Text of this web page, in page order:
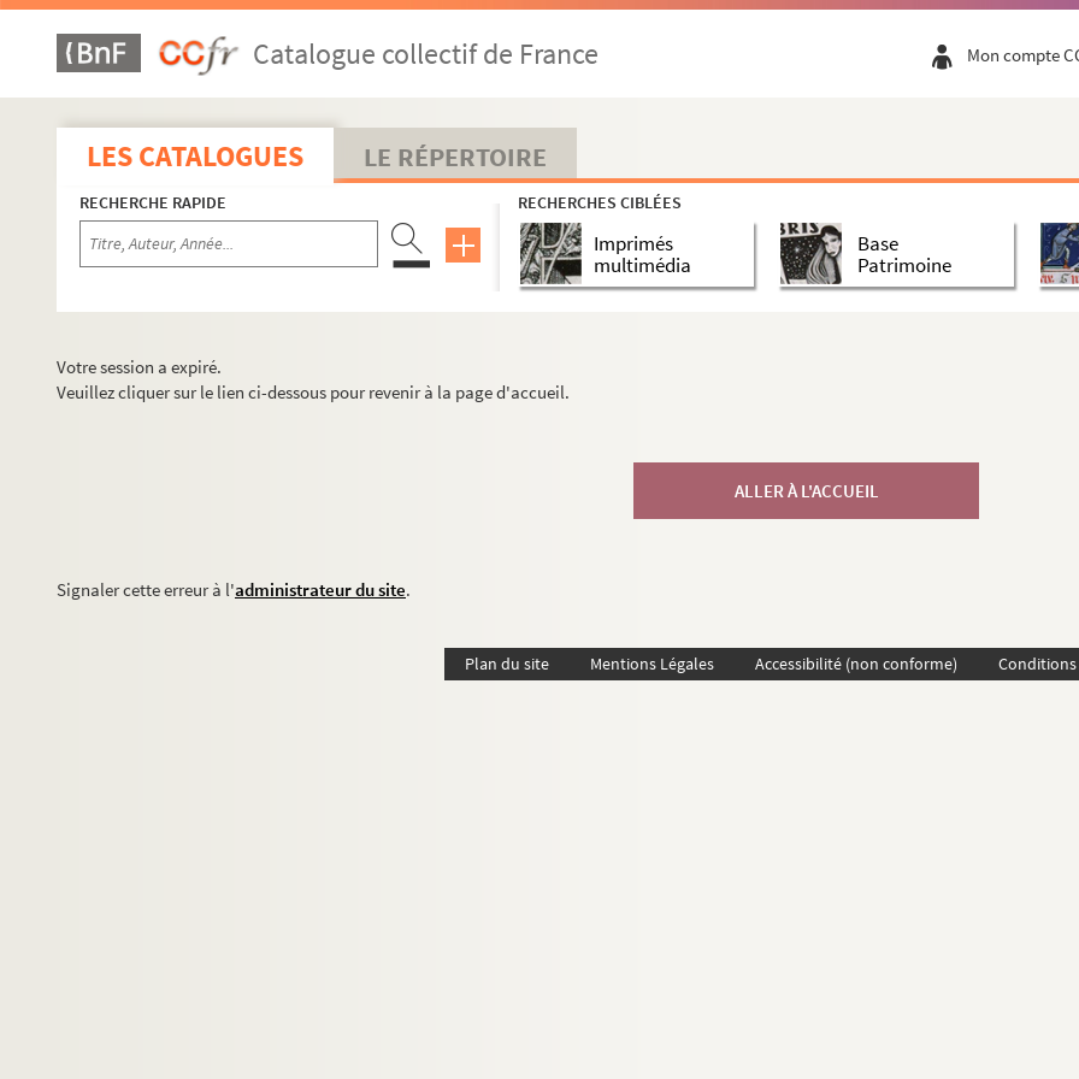
Catalogue collectif de France Mon compte
LES CATALOGUES LE RÉPERTOIRE
RECHERCHE RAPIDE RECHERCHES CIBLÉES
Imprimés
multimédia
Base
Patrimoine
Votre session a expiré.
Veuillez cliquer sur le lien ci-dessous pour revenir à la page d'accueil.
ALLER À L'ACCUEIL
Signaler cette erreur à l'administrateur du site.
Plan du site Mentions Légales Accessibilité (non conforme)